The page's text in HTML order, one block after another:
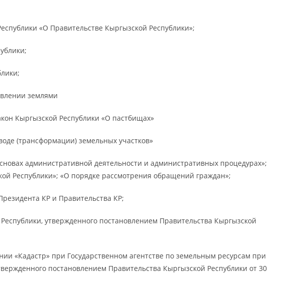
«О Правительстве Кыргызской Республики»;
землями
Кыргызской Республики «О пастбищах»
(трансформации) земельных участков»
административной деятельности и административных процедурах»;
Республики»; «О порядке рассмотрения обращений граждан»;
КР и Правительства КР;
утвержденного постановлением Правительства Кыргызской
«Кадастр» при Государственном агентстве по земельным ресурсам при
постановлением Правительства Кыргызской Республики от 30